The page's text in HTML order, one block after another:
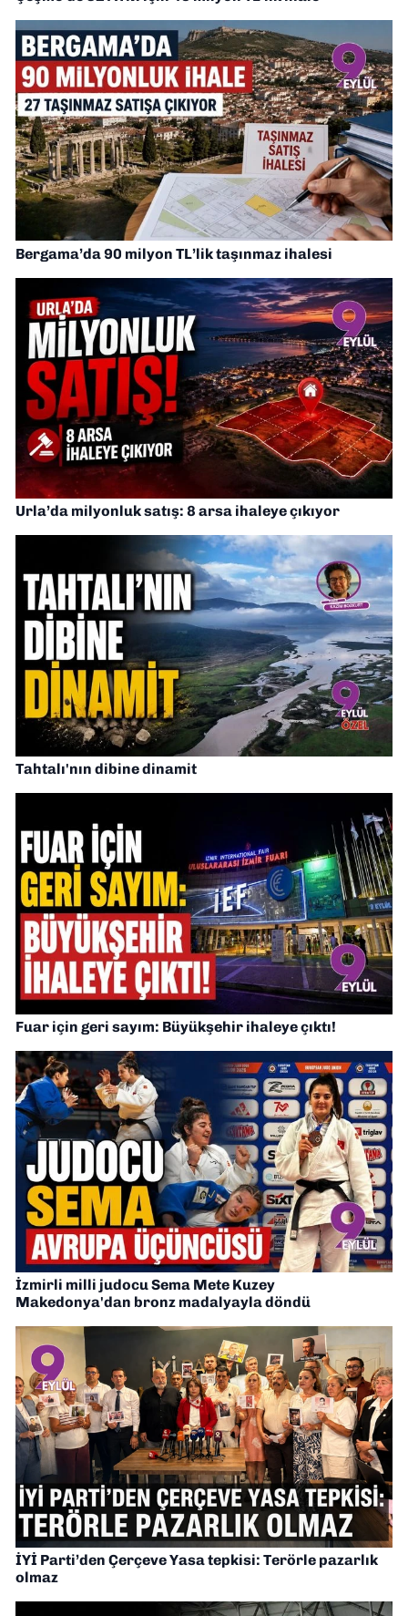
Bergama’da 90 milyon TL’lik taşınmaz ihalesi
Urla’da milyonluk satış: 8 arsa ihaleye çıkıyor
Tahtalı'nın dibine dinamit
Fuar için geri sayım: Büyükşehir ihaleye çıktı!
İzmirli milli judocu Sema Mete Kuzey
Makedonya'dan bronz madalyayla döndü
İYİ Parti’den Çerçeve Yasa tepkisi: Terörle pazarlık
olmaz